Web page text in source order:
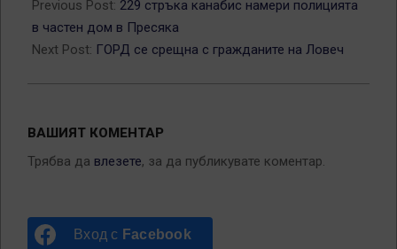
06-
29
Previous Post: 229 стръка канабис намери полицията
в частен дом в Пресяка
Next Post: ГОРД се срещна с гражданите на Ловеч
ВАШИЯТ КОМЕНТАР
Трябва да влезете, за да публикувате коментар.
Вход с Facebook